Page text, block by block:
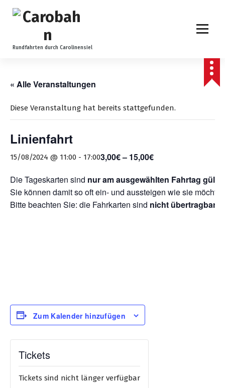
Rundfahrten durch Carolinensiel
« Alle Veranstaltungen
Diese Veranstaltung hat bereits stattgefunden.
Linienfahrt
15/08/2024 @ 11:00 - 17:003,00€ – 15,00€
Die Tageskarten sind nur am ausgewählten Fahrtag
Sie können damit so oft ein- und aussteigen wie sie
Bitte beachten Sie: die Fahrkarten sind nicht übertragbar
Zum Kalender hinzufügen
Tickets
Tickets sind nicht länger verfügbar